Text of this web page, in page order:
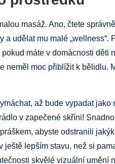
masáž. Ano, čtete
udělat mu malé „wellness“.
máte v domácnosti děti
neměl moc přiblížit k bělidlu.
až bude vypadat jako
v zapečené skříni!
abyste odstranili
lepším stavu, než si
skvělé vizuální umění